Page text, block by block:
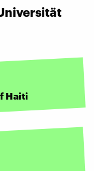
Haiti